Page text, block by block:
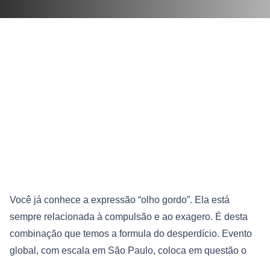
Você já conhece a expressão “olho gordo”. Ela está
sempre relacionada à compulsão e ao exagero. É desta
combinação que temos a formula do desperdício. Evento
global, com escala em São Paulo, coloca em questão o